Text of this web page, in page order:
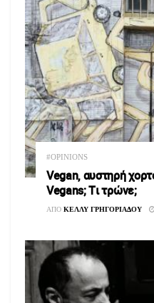
#OPINIONS
Vegan, αυστηρή
Vegans; Tι τρώνε;
ΑΠΟ ΚΕΛΛΥ ΓΡΗΓΟΡΙΑΔΟΥ